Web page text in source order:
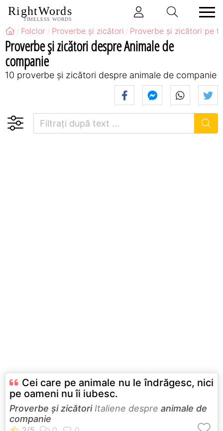
RightWords
TIMELESS WORDS
Folclor Proverbe și zicători Proverbe și zicători pe
Proverbe și zicători despre Animale de
companie
10 proverbe și zicători despre animale de companie
Cei care pe animale nu le îndrăgesc, nici
pe oameni nu îi iubesc.
Proverbe și zicătoriItaliene despre animale de
companie